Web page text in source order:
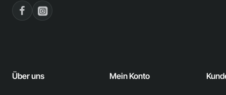
Über uns Mein Konto